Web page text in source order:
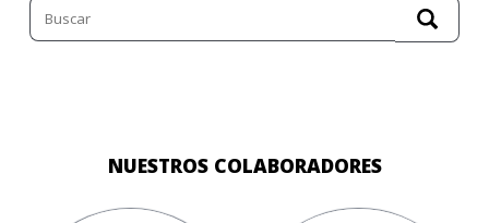
NUESTROS COLABORADORES